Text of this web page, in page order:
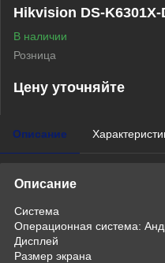
Hikvision DS-
В наличии
Розница
Цену уточняйте
Описание
Описание
Система
Операционная система:
Дисплей
Размер экрана